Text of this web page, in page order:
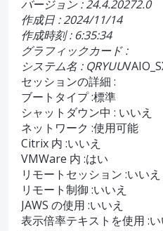
バージョン : 24.4.20272.0
作成日 : 2024/11/14
作成時刻 : 6:35:34
グラフィックカード :
システム名 : QRYUU
セッションの詳細 :
ブートタイプ :標準
シャットダウン中 : いいえ
ネットワーク :使用可能
Citrix 内 :いいえ
VMWare 内 :はい
リモートセッション :いいえ
リモート制御 :いいえ
JAWS の使用 :いいえ
表示倍率テキストを使用 :い